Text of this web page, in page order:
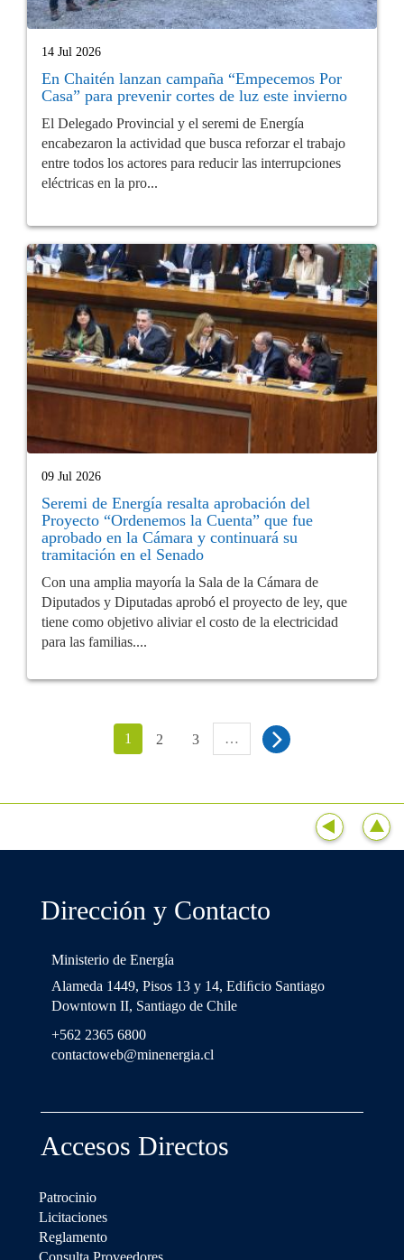
14 Jul 2026
En Chaitén lanzan campaña “Empecemos Por
Casa” para prevenir cortes de luz este invierno
El Delegado Provincial y el seremi de Energía
encabezaron la actividad que busca reforzar el trabajo
entre todos los actores para reducir las interrupciones
eléctricas en la pro...
09 Jul 2026
Seremi de Energía resalta aprobación del
Proyecto “Ordenemos la Cuenta” que fue
aprobado en la Cámara y continuará su
tramitación en el Senado
Con una amplia mayoría la Sala de la Cámara de
Diputados y Diputadas aprobó el proyecto de ley, que
tiene como objetivo aliviar el costo de la electricidad
para las familias....
1 2 3 …
Dirección y Contacto
Ministerio de Energía
Alameda 1449, Pisos 13 y 14, Ediﬁcio Santiago
Downtown II, Santiago de Chile
+562 2365 6800
contactoweb@minenergia.cl
Accesos Directos
Patrocinio
Licitaciones
Reglamento